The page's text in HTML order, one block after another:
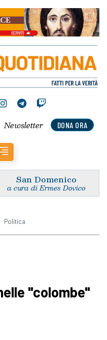
DONA ORA
Newsletter
San Domenico
a cura di Ermes Dovico
Politica
"colombe"